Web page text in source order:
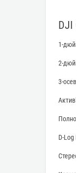
1-
2-
3-
D-